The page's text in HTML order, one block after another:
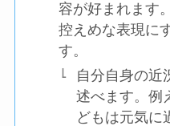
容が好まれます
控えめな表現に
す。
自分自身の近
述べます。例
どもは元気に